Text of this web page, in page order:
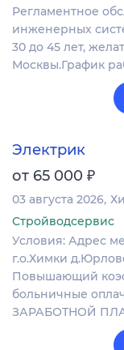
Регламентное
инженерных
30 до 45 лет,
Москвы.График
Электрик
от 65 000 ₽
03 августа 2026
Стройводсервис
Условия: Адрес
г.о.Химки
Повышающий
больничные
ЗАРАБОТНОЙ